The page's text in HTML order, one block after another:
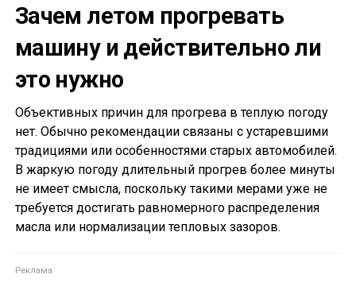
Зачем летом прогревать
машину и действительно ли
это нужно
Объективных причин для прогрева в теплую погоду
нет. Обычно рекомендации связаны с устаревшими
традициями или особенностями старых автомобилей.
В жаркую погоду длительный прогрев более минуты
не имеет смысла, поскольку такими мерами уже не
требуется достигать равномерного распределения
масла или нормализации тепловых зазоров.